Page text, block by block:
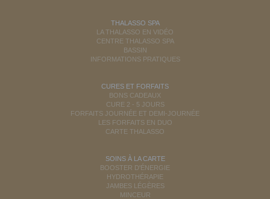
THALASSO SPA
LA THALASSO EN VIDÉO
CENTRE THALASSO SPA
BASSIN
INFORMATIONS PRATIQUES
CURES ET FORFAITS
BONS CADEAUX
CURE 2 - 5 JOURS
FORFAITS JOURNÉE ET DEMI-JOURNÉE
LES FORFAITS EN DUO
CARTE THALASSO
SOINS À LA CARTE
BOOSTER D'ÉNERGIE
HYDROTHÉRAPIE
JAMBES LÉGÈRES
MINCEUR